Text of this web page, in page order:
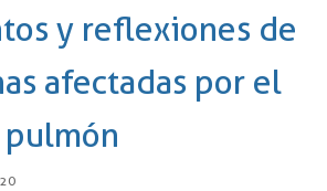
y reflexiones de
afectadas por el